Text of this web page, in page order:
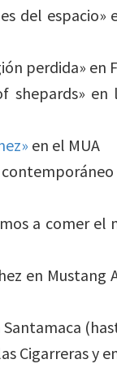
del espacio»
perdida» en
shepards» en
en el MUA
a comer el
en
Cigarreras y